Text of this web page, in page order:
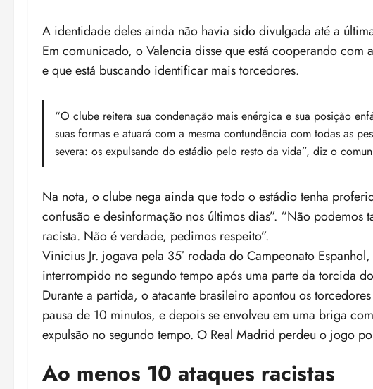
A identidade deles ainda não havia sido divulgada até a
Em comunicado, o Valencia disse que está cooperando
e que está buscando identificar mais torcedores.
“O clube reitera sua condenação mais enérgica e sua posição
suas formas e atuará com a mesma contundência com todas as
severa: os expulsando do estádio pelo resto da vida”, diz o
Na nota, o clube nega ainda que todo o estádio tenha
confusão e desinformação nos últimos dias”. “Não
racista. Não é verdade, pedimos respeito”.
Vinicius Jr. jogava pela 35ª rodada do Campeonato
interrompido no segundo tempo após uma parte da torcida
Durante a partida, o atacante brasileiro apontou os
pausa de 10 minutos, e depois se envolveu em uma briga
expulsão no segundo tempo. O Real Madrid perdeu o jogo
Ao menos 10 ataques racistas